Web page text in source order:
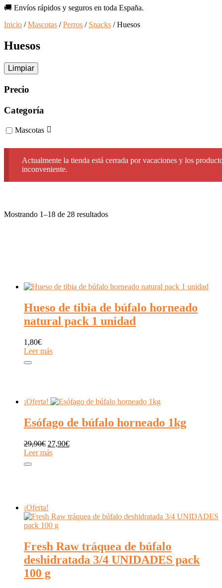
productos
🚚 Envíos rápidos y seguros en toda España.
Inicio /Mascotas /Perros / Snacks / Huesos
Huesos
Limpiar
Precio
Categoría
Mascotas
Actualmente la tienda está cerrada por vacaciones y los
inconveniente.
Mostrando 1–18 de 28 resultadosOrdenado
Hueso de tibia de búfalo horneado
natural pack 1 unidad
1,80€
Leer más
¡Oferta!
Esófago de búfalo horneado 1kg
29,90€ El
precio
27,90€El
Leer más
¡Oferta!
Fresh Raw tráquea de búfalo
deshidratada 3/4 UNIDADES pack
100 g